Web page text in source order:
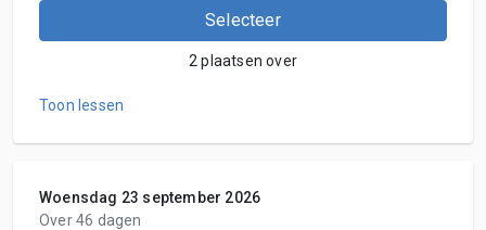
Selecteer
2 plaatsen over
Toon lessen
Woensdag 23 september 2026
Over 46 dagen